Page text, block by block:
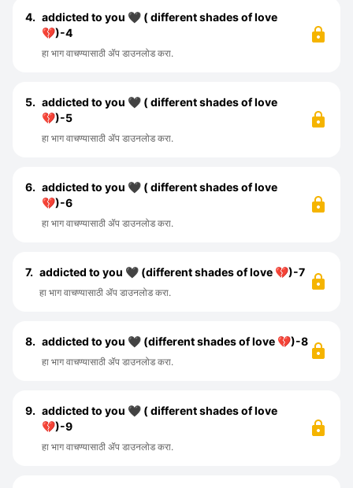
4. addicted to you 🖤 ( different shades of love
💔)-4
हा भाग वाचण्यासाठी ॲप डाउनलोड करा.
5. addicted to you 🖤 ( different shades of love
💔)-5
हा भाग वाचण्यासाठी ॲप डाउनलोड करा.
6. addicted to you 🖤 ( different shades of love
💔)-6
हा भाग वाचण्यासाठी ॲप डाउनलोड करा.
7. addicted to you 🖤 (different shades of love 💔)-7
हा भाग वाचण्यासाठी ॲप डाउनलोड करा.
8. addicted to you 🖤 (different shades of love 💔)-8
हा भाग वाचण्यासाठी ॲप डाउनलोड करा.
9. addicted to you 🖤 ( different shades of love
💔)-9
हा भाग वाचण्यासाठी ॲप डाउनलोड करा.